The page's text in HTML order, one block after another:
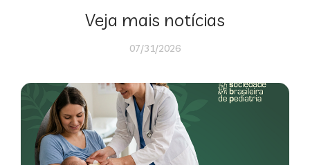
Veja mais notícias
07/31/2026